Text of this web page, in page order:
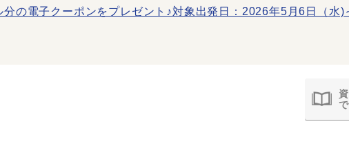
分の電子クーポンをプレゼント♪対象出発日：2026年5月6日（